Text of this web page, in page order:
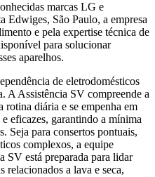
marcas LG e
Edwiges, São Paulo, a empresa
e pela expertise técnica de
para solucionar
aparelhos.
de eletrodomésticos
A Assistência SV compreende a
rotina diária e se empenha em
eficazes, garantindo a mínima
Seja para consertos pontuais,
complexos, a equipe
SV está preparada para lidar
relacionados a lava e seca,